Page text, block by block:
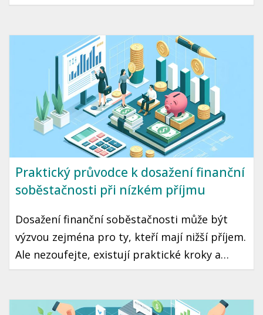
praktické tipy, jak s chytrým plánováním
pokrmy. Zaměříme se na strategie, které jsou
snadno aplikovatelné a přizpůsobené
českému prostředí.
Praktický průvodce k dosažení finanční
soběstačnosti při nízkém příjmu
Dosažení finanční soběstačnosti může být
výzvou zejména pro ty, kteří mají nižší příjem.
Ale nezoufejte, existují praktické kroky a
strategie, které vám mohou pomoci tento cíl
šetřit a investovat i s omezeným rozpočtem.